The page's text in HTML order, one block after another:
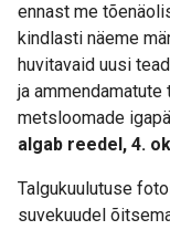
ennast me
kindlasti näeme
huvitavaid uusi
ja
metsloomade
algab reedel, 4.
Talgukuulutuse
suvekuudel